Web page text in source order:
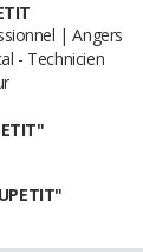
| Angers
- Technicien